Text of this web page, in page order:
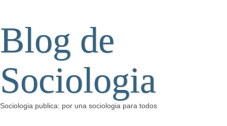
Blog de
Sociologia
Sociologia publica: por una sociologia para todos